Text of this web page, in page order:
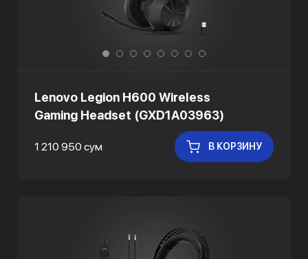
Lenovo Legion H600 Wireless
Gaming Headset (GXD1A03963)
1 210 950 сум В КОРЗИНУ